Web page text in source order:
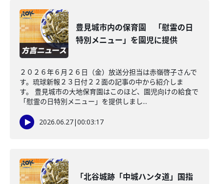
豊見城市内の保育園 「慰霊の日
特別メニュー」を園児に提供
２０２６年６月２６日（金）放送分担当は赤嶺啓子さんで
す。琉球新報２３日付２２面の記事の中から紹介しま
す。 豊見城市の大地保育園はこのほど、園児向けの給食で
「慰霊の日特別メニュー」を提供しまし...
2026.06.27|00:03:17
「北谷城跡「中城ハンタ道」国指